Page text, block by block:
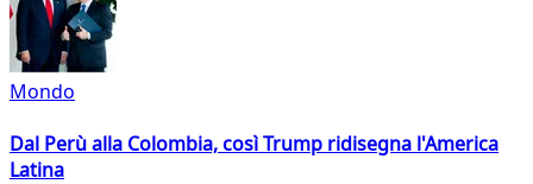
Mondo
Dal Perù alla Colombia, così Trump ridisegna l'America
Latina